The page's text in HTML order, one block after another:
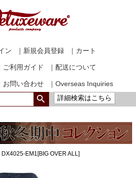
ン ｜新規会員登録 ｜カート
ご利用ガイド ｜配送について
お問い合わせ
｜Overseas Inquiries
詳細検索はこちら
DX4025-EM1[BIG OVER ALL]